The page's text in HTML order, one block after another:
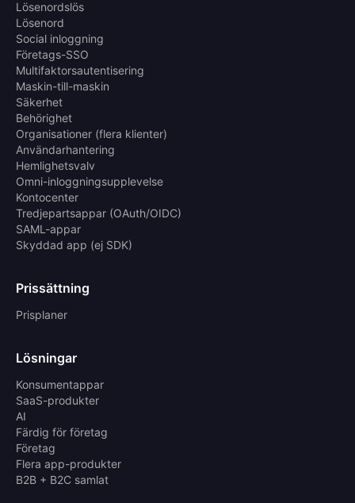
Lösenordslös
Lösenord
Social inloggning
Företags-SSO
Multifaktorsautentisering
Maskin-till-maskin
Säkerhet
Behörighet
Organisationer (flera klienter)
Användarhantering
Hemlighetsvalv
Omni-inloggningsupplevelse
Kontocenter
Tredjepartsappar (OAuth/OIDC)
SAML-appar
Skyddad app (ej SDK)
Prissättning
Prisplaner
Lösningar
Konsumentappar
SaaS-produkter
AI
Färdig för företag
Företag
Flera app-produkter
B2B + B2C samlat